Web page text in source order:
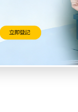
僅有助於學生加深對